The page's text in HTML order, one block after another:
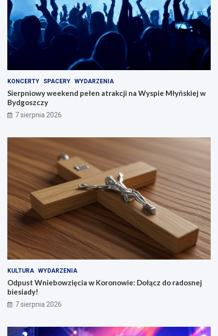
KONCERTY SPACERY WYDARZENIA
Sierpniowy weekend pełen atrakcji na Wyspie Młyńskiej w
Bydgoszczy
7 sierpnia 2026
KULTURA WYDARZENIA
Odpust Wniebowzięcia w Koronowie: Dołącz do radosnej
biesiady!
7 sierpnia 2026